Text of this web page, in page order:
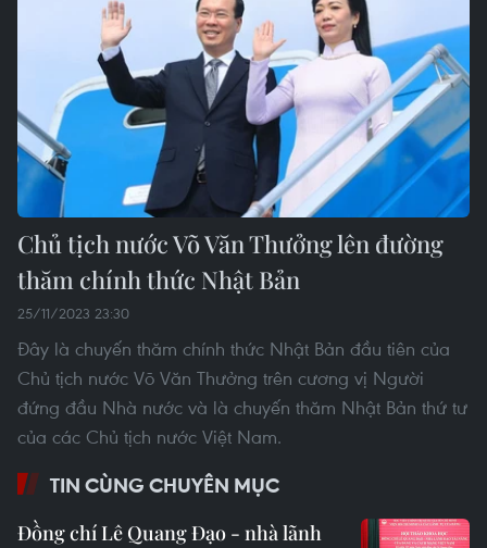
Chủ tịch nước Võ Văn Thưởng lên đường
thăm chính thức Nhật Bản
25/11/2023 23:30
Đây là chuyến thăm chính thức Nhật Bản đầu tiên của
Chủ tịch nước Võ Văn Thưởng trên cương vị Người
đứng đầu Nhà nước và là chuyến thăm Nhật Bản thứ tư
của các Chủ tịch nước Việt Nam.
TIN CÙNG CHUYÊN MỤC
Đồng chí Lê Quang Đạo - nhà lãnh